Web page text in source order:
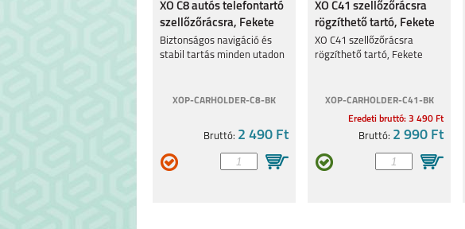
XO C8 autós telefontartó
szellőzőrácsra, Fekete
Biztonságos navigáció és
stabil tartás minden utadon
XOP-CARHOLDER-C8-BK
Bruttó: 2 490 Ft
XO C41 szellőzőrácsra
rögzíthető tartó, Fekete
XO C41 szellőzőrácsra
rögzíthető tartó, Fekete
XOP-CARHOLDER-C41-BK
Eredeti bruttó: 3 490 Ft
Bruttó: 2 990 Ft